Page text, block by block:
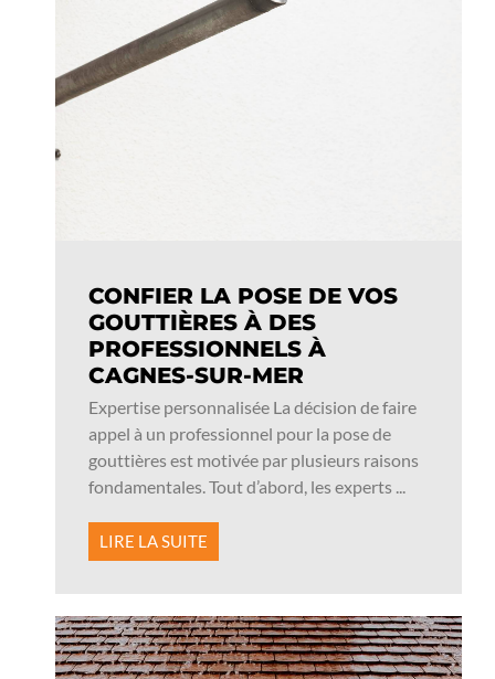
CONFIER LA POSE DE VOS
GOUTTIÈRES À DES
PROFESSIONNELS À
CAGNES-SUR-MER
Expertise personnalisée La décision de faire
appel à un professionnel pour la pose de
gouttières est motivée par plusieurs raisons
fondamentales. Tout d’abord, les experts ...
LIRE LA SUITE